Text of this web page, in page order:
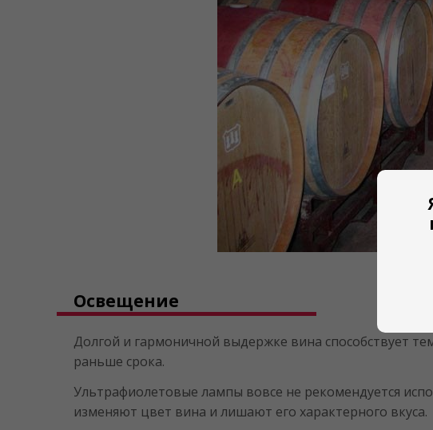
Освещение
Долгой и гармоничной выдержке вина способствует
раньше срока.
Ультрафиолетовые лампы вовсе не рекомендуется
изменяют цвет вина и лишают его характерного вкуса.